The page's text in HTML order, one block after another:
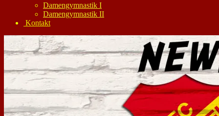
Damengymnastik I
Damengymnastik II
Kontakt